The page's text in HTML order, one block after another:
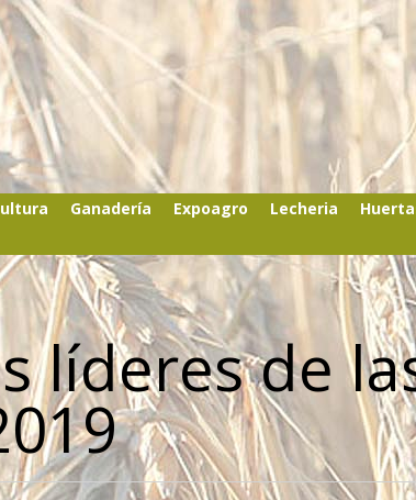
Ganadería Expoagro Lecheria
líderes de